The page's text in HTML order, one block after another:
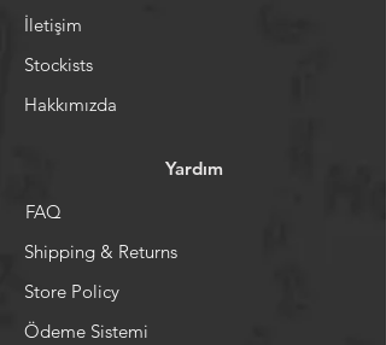
İletişim
Stockists
Hakkımızda
Yardım
FAQ
Shipping & Returns
Store Policy
Ödeme Sistemi